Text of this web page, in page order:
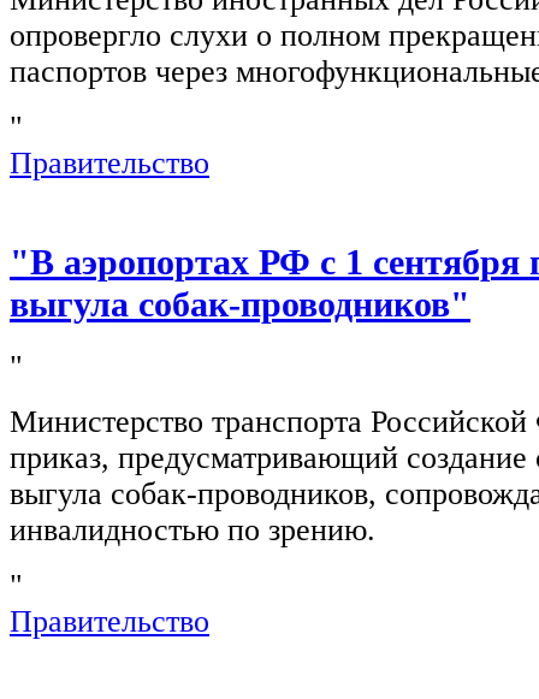
опровергло слухи о полном
паспортов через
"
Правительство
"В аэропортах РФ с 1 сентября
выгула собак-проводников"
"
Министерство транспорта
приказ, предусматривающий создание
выгула собак-проводников,
инвалидностью по зрению.
"
Правительство